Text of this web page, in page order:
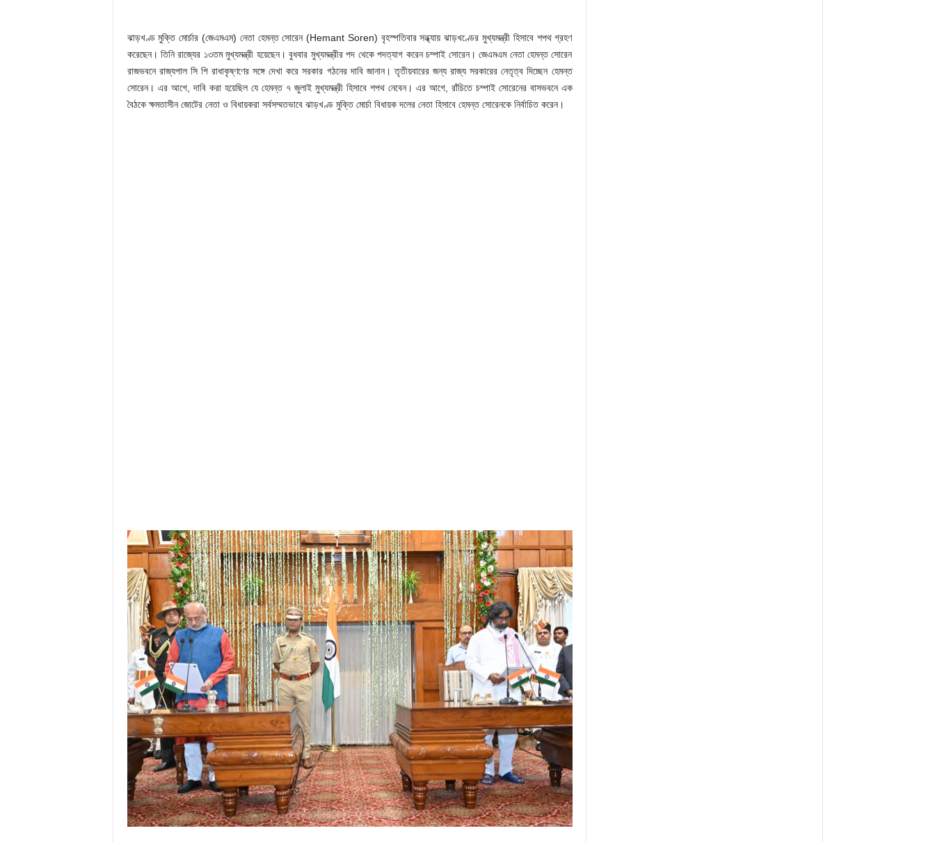
ঝাড়খণ্ড মুক্তি মোর্চার (জেএমএম) নেতা হেমন্ত সোরেন (Hemant Soren) বৃহস্পতিবার সন্ধ্যায় ঝাড়খণ্ডের মুখ্যমন্ত্রী হিসাবে শপথ গ্রহণ
করেছেন। তিনি রাজ্যের ১৩তম মুখ্যমন্ত্রী হয়েছেন। বুধবার মুখ্যমন্ত্রীর পদ থেকে পদত্যাগ করেন চম্পাই সোরেন। জেএমএম নেতা হেমন্ত সোরেন
রাজভবনে রাজ্যপাল সি পি রাধাকৃষ্ণণের সঙ্গে দেখা করে সরকার গঠনের দাবি জানান। তৃতীয়বারের জন্য রাজ্য সরকারের নেতৃত্ব দিচ্ছেন হেমন্ত
সোরেন। এর আগে, দাবি করা হয়েছিল যে হেমন্ত ৭ জুলাই মুখ্যমন্ত্রী হিসাবে শপথ নেবেন। এর আগে, রাঁচিতে চম্পাই সোরেনের বাসভবনে এক
বৈঠকে ক্ষমতাসীন জোটের নেতা ও বিধায়করা সর্বসম্মতভাবে ঝাড়খণ্ড মুক্তি মোর্চা বিধায়ক দলের নেতা হিসাবে হেমন্ত সোরেনকে নির্বাচিত করেন।